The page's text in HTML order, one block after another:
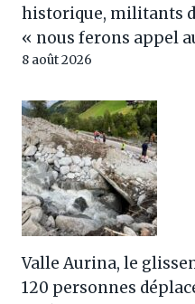
historique, militants
« nous ferons appel
8 août 2026
Valle Aurina, le
120 personnes